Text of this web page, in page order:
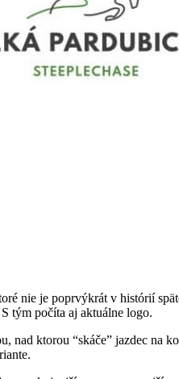
nie je poprvýkrát v histórií
tým počíta aj aktuálne logo.
nad ktorou “skáče” jazdec